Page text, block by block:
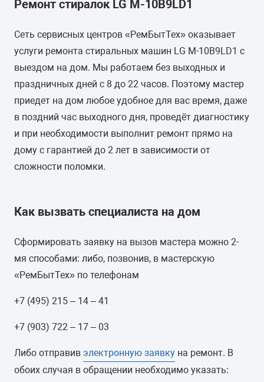
встраивания
ТИП ЗАГРУЗКИ
фронтальная
-
5 кг
электронное (интеллектуальное)
ТИП СУШКИ
ДИСПЛЕЙ
ЦВЕТ
белый
Ремонт стиралок LG M-10B9LD1
Сеть сервисных центров «РемБытТех» оказывает
услуги ремонта стиральных машин LG M-10B9LD1 с
выездом на дом. Мы работаем без выходных и
праздничных дней с 8 до 22 часов. Поэтому мастер
приедет на дом любое удобное для вас время, даже
в поздний час выходного дня, проведёт диагностику
и при необходимости выполнит ремонт прямо на
дому с гарантией до 2 лет в зависимости от
сложности поломки.
Как вызвать специалиста на дом
Сформировать заявку на вызов мастера можно 2-
мя способами: либо, позвонив, в мастерскую
«РемБытТех» по телефонам
+7 (495) 215 – 14 – 41
+7 (903) 722 – 17 – 03
Либо отправив электронную заявку на ремонт. В
обоих случая в обращении необходимо указать: